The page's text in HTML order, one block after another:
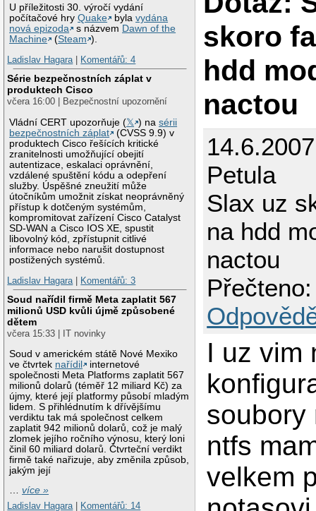
U příležitosti 30. výročí vydání
počítačové hryQuake bylavydána
nová epizoda
s názvem Dawn of the
Machine
(Steam ).
Ladislav Hagara| Komentářů: 4
Série bezpečnostních záplat v
produktech Cisco
včera 16:00 | Bezpečnostní upozornění
Vládní CERT upozorňuje (𝕏 ) nasérii
bezpečnostních záplat
(CVSS 9.9) v
produktech Cisco řešících kritické
zranitelnosti umožňující obejití
autentizace, eskalaci oprávnění,
vzdálené spuštění kódu a odepření
služby. Úspěšné zneužití může
útočníkům umožnit získat neoprávněný
přístup k dotčeným systémům,
kompromitovat zařízení Cisco Catalyst
SD-WAN a Cisco IOS XE, spustit
libovolný kód, zpřístupnit citlivé
informace nebo narušit dostupnost
postižených systémů.
Ladislav Hagara| Komentářů: 3
Soud nařídil firmě Meta zaplatit 567
milionů USD kvůli újmě způsobené
dětem
včera 15:33 | IT novinky
Soud v americkém státě Nové Mexiko
ve čtvrtek nařídil
internetové
společnosti Meta Platforms zaplatit 567
milionů dolarů (téměř 12 miliard Kč) za
újmy, které její platformy působí mladým
lidem. S přihlédnutím k dřívějšímu
verdiktu tak má společnost celkem
zaplatit 942 milionů dolarů, což je malý
zlomek jejího ročního výnosu, který loni
činil 60 miliard dolarů. Čtvrteční verdikt
firmě také nařizuje, aby změnila způsob,
jakým její
…více »
Ladislav Hagara
Komentářů: 14
skoro
hdd
nactou
Petula
Slax uz
na hdd
nactou
I uz vim
soubory
ntfs
velkem